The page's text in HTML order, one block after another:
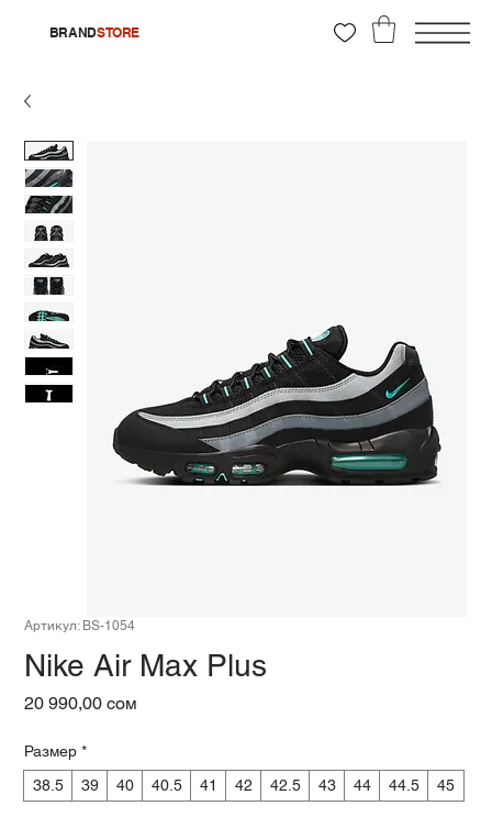
BRANDSTORE
Артикул: BS-1054
Nike Air Max Plus
20 990,00 сом
Размер *
38.5
39 40 40.5 41 42 42.5 43 44 44.5 45